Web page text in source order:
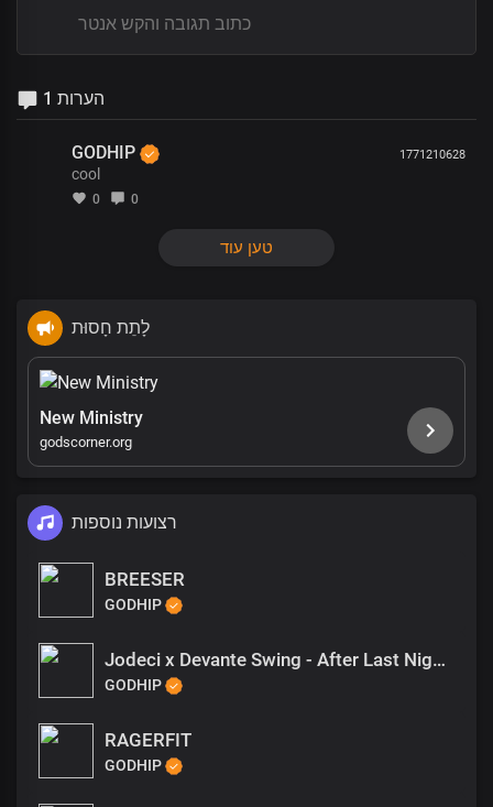
1 הערות
GODHIP
cool
0 0
1771210628
טען עוד
לָתֵת חָסוּת
New Ministry
godscorner.org
רצועות נוספות
BREESER
GODHIP
Jodeci x Devante Swing - After Last Night Type Beat
GODHIP
RAGERFIT
GODHIP